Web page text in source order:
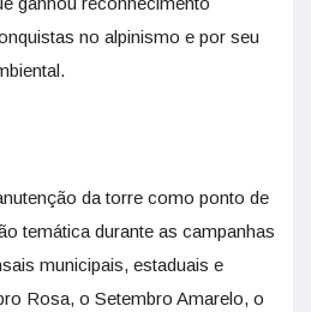
no alpinismo e por seu
da torre como ponto de
temática durante as campanhas
municipais, estaduais e
Rosa, o Setembro Amarelo, o